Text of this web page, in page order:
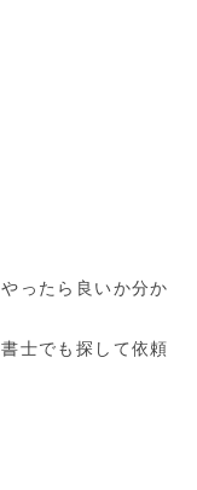
ったら良いか分か
士でも探して依頼